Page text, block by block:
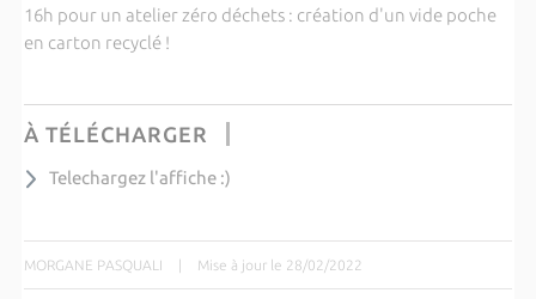
16h pour un atelier zéro déchets : création d'un vide poche
en carton recyclé !
À TÉLÉCHARGER
Telechargez l'affiche :)
MORGANE PASQUALI | Mise à jour le 28/02/2022